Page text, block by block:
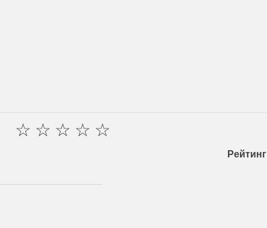
☆
☆
☆
☆
☆